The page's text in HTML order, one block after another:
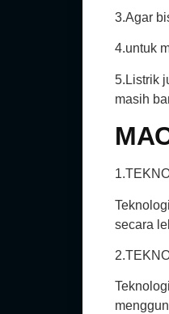
3.Agar
4.untuk
5.Listrik
masih
secara